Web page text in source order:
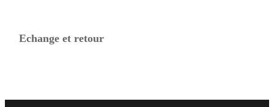
Echange et retour